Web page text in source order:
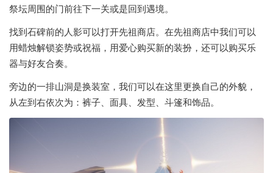
祭坛周围的门前往下一关或是回到遇境。
找到石碑前的人影可以打开先祖商店。在先祖商店中我们可以
用蜡烛解锁姿势或祝福，用爱心购买新的装扮，还可以购买乐
器与好友合奏。
旁边的一排山洞是换装室，我们可以在这里更换自己的外貌，
从左到右依次为：裤子、面具、发型、斗篷和饰品。